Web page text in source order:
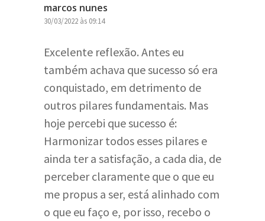
marcos nunes
30/03/2022 às 09:14
Excelente reflexão. Antes eu
também achava que sucesso só era
conquistado, em detrimento de
outros pilares fundamentais. Mas
hoje percebi que sucesso é:
Harmonizar todos esses pilares e
ainda ter a satisfação, a cada dia, de
perceber claramente que o que eu
me propus a ser, está alinhado com
o que eu faço e, por isso, recebo o